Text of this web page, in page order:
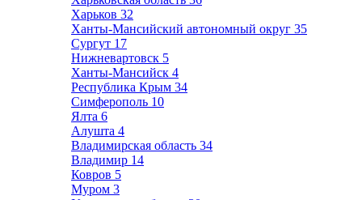
Харьков 32
Ханты-Мансийский автономный округ 35
Сургут 17
Нижневартовск 5
Ханты-Мансийск 4
Республика Крым 34
Симферополь 10
Ялта 6
Алушта 4
Владимирская область 34
Владимир 14
Ковров 5
Муром 3